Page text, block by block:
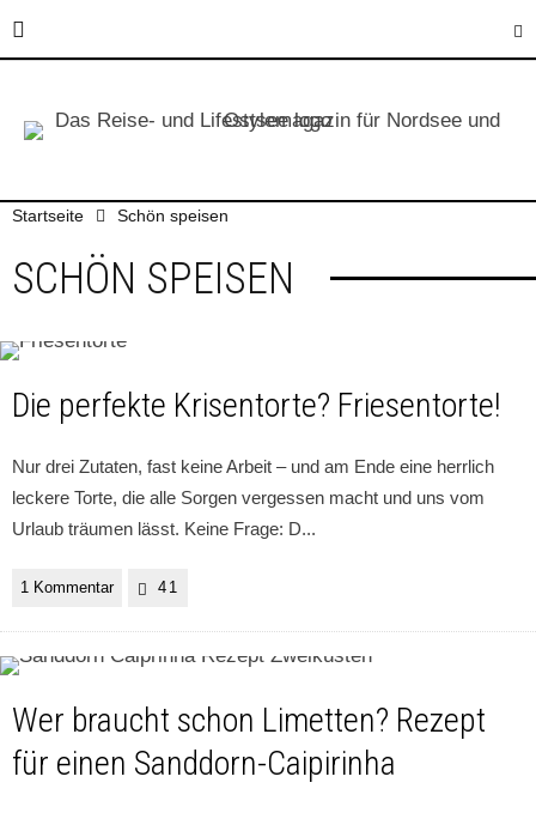
Startseite Schön speisen
SCHÖN SPEISEN
Die perfekte Krisentorte? Friesentorte!
Nur drei Zutaten, fast keine Arbeit – und am Ende eine herrlich
leckere Torte, die alle Sorgen vergessen macht und uns vom
Urlaub träumen lässt. Keine Frage: D...
1 Kommentar 41
Wer braucht schon Limetten? Rezept
für einen Sanddorn-Caipirinha